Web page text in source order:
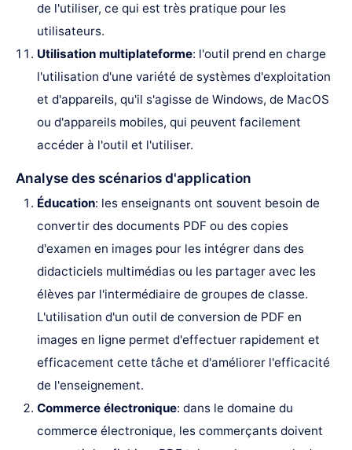
de l'utiliser, ce qui est très pratique pour les
utilisateurs.
Utilisation multiplateforme: l'outil prend en charge
l'utilisation d'une variété de systèmes d'exploitation
et d'appareils, qu'il s'agisse de Windows, de MacOS
ou d'appareils mobiles, qui peuvent facilement
accéder à l'outil et l'utiliser.
Analyse des scénarios d'application
Éducation: les enseignants ont souvent besoin de
convertir des documents PDF ou des copies
d'examen en images pour les intégrer dans des
didacticiels multimédias ou les partager avec les
élèves par l'intermédiaire de groupes de classe.
L'utilisation d'un outil de conversion de PDF en
images en ligne permet d'effectuer rapidement et
efficacement cette tâche et d'améliorer l'efficacité
de l'enseignement.
Commerce électronique: dans le domaine du
commerce électronique, les commerçants doivent